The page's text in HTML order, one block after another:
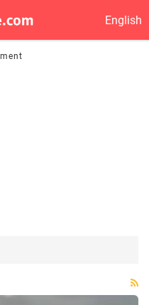
English